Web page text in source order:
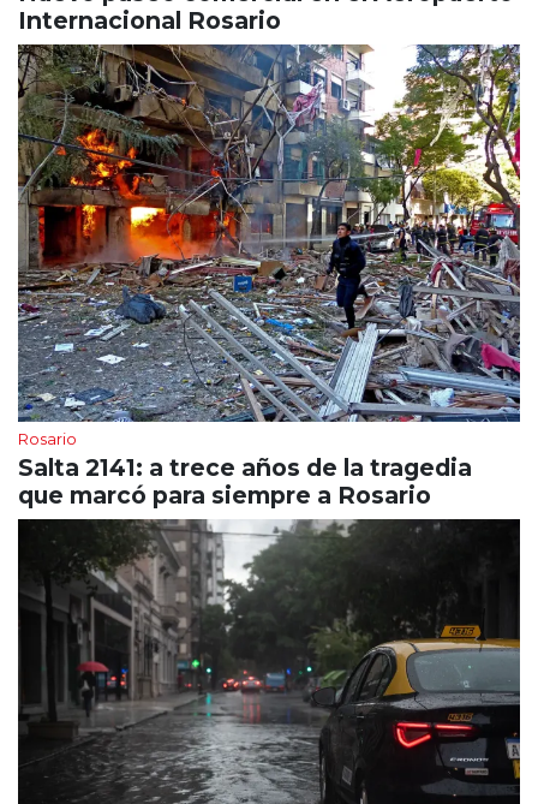
Internacional Rosario
Rosario
Salta 2141: a trece años de la tragedia
que marcó para siempre a Rosario